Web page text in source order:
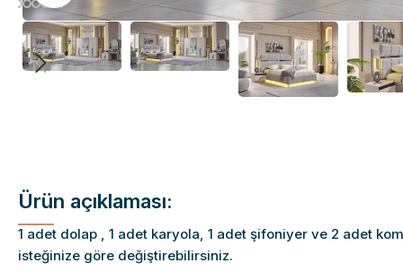
Ürün açıklaması:
1 adet dolap , 1 adet karyola, 1 adet şifoniyer ve 2 adet
isteğinize göre değiştirebilirsiniz.